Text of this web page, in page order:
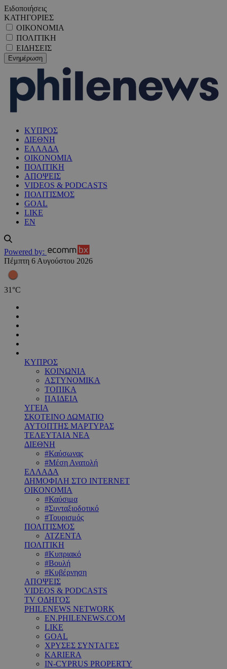
Ειδοποιήσεις
ΚΑΤΗΓΟΡΙΕΣ
ΟΙΚΟΝΟΜΙΑ
ΠΟΛΙΤΙΚΗ
ΕΙΔΗΣΕΙΣ
ΚΥΠΡΟΣ
ΔΙΕΘΝΗ
ΕΛΛΑΔΑ
ΟΙΚΟΝΟΜΙΑ
ΠΟΛΙΤΙΚΗ
ΑΠΟΨΕΙΣ
VIDEOS & PODCASTS
ΠΟΛΙΤΙΣΜΟΣ
GOAL
LIKE
EN
Powered by:
Πέμπτη 6 Αυγούστου 2026
31 °C
ΚΥΠΡΟΣ
ΚΟΙΝΩΝΙΑ
ΑΣΤΥΝΟΜΙΚΑ
ΤΟΠΙΚΑ
ΠΑΙΔΕΙΑ
ΥΓΕΙΑ
ΣΚΟΤΕΙΝΟ ΔΩΜΑΤΙΟ
ΑΥΤΟΠΤΗΣ ΜΑΡΤΥΡΑΣ
ΤΕΛΕΥΤΑΙΑ ΝΕΑ
ΔΙΕΘΝΗ
#Καύσωνας
#Μέση Ανατολή
ΕΛΛΑΔΑ
ΔΗΜΟΦΙΛΗ ΣΤΟ INTERNET
ΟΙΚΟΝΟΜΙΑ
#Καύσιμα
#Συνταξιοδοτικό
#Τουρισμός
ΠΟΛΙΤΙΣΜΟΣ
ΑΤΖΕΝΤΑ
ΠΟΛΙΤΙΚΗ
#Κυπριακό
#Βουλή
#Κυβέρνηση
ΑΠΟΨΕΙΣ
VIDEOS & PODCASTS
TV ΟΔΗΓΟΣ
PHILENEWS NETWORK
EN.PHILENEWS.COM
LIKE
GOAL
ΧΡΥΣΕΣ ΣΥΝΤΑΓΕΣ
KARIERA
IN-CYPRUS PROPERTY